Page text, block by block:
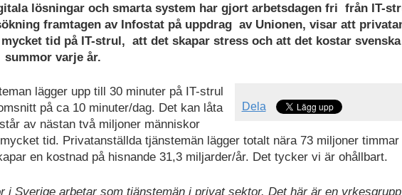
lösningar och smarta system har gjort arbetsdagen fri från IT-
framtagen av Infostat på uppdrag av Unionen, visar att
tid på IT-strul, att det skapar stress och att det kostar
summor varje år.
Dela
lägger upp till 30 minuter på IT-strul
på ca 10 minuter/dag. Det kan låta
av nästan två miljoner människor
tid. Privatanställda tjänstemän lägger totalt nära 73 miljoner
en kostnad på hisnande 31,3 miljarder/år. Det tycker vi är ohållbart.
i Sverige arbetar som tjänstemän i privat sektor. Det här är en